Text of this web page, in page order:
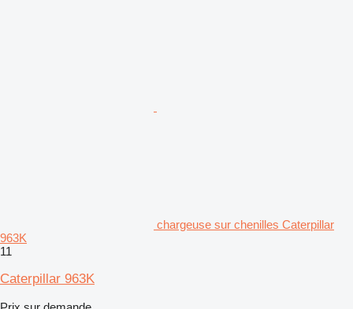
chargeuse sur chenilles Caterpillar
963K
11
Caterpillar 963K